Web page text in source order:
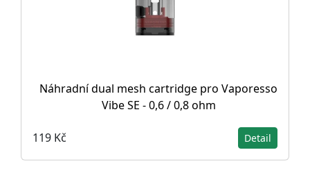
Náhradní dual mesh cartridge pro Vaporesso
Vibe SE - 0,6 / 0,8 ohm
119 Kč Detail